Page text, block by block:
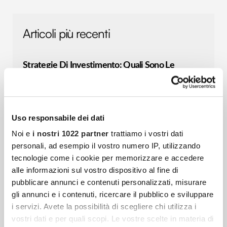
Uso responsabile dei dati
Noi e i nostri 1022 partner trattiamo i vostri dati
personali, ad esempio il vostro numero IP, utilizzando
tecnologie come i cookie per memorizzare e accedere
alle informazioni sul vostro dispositivo al fine di
pubblicare annunci e contenuti personalizzati, misurare
gli annunci e i contenuti, ricercare il pubblico e sviluppare
i servizi. Avete la possibilità di scegliere chi utilizza i
vostri dati e per quali scopi. Le vostre scelte in materia di
Articoli più recenti
Strategie Di Investimento: Quali Sono Le
L’universo degli investimenti è complesso,
continua evoluzione e strumenti variegati.
Destreggiarsi in questo mondo può risultare
piuttosto complesso sia
Consulente Finanziario: 10 Consigli Per Scegliere
Quello Adatto Alle Tue Esigenze
Scegliere un consulente finanziario è una